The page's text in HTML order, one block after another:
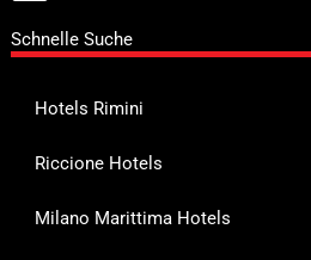
Schnelle Suche
Hotels Rimini
Riccione Hotels
Milano Marittima Hotels